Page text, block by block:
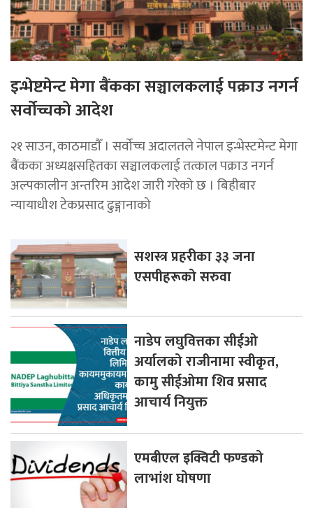
इन्भेष्टमेन्ट मेगा बैंकका सञ्चालकलाई पक्राउ नगर्न
सर्वोच्चको आदेश
२१ साउन, काठमाडाैँ । सर्वोच्च अदालतले नेपाल इन्भेस्टमेन्ट मेगा
बैंकका अध्यक्षसहितका सञ्चालकलाई तत्काल पक्राउ नगर्न
अल्पकालीन अन्तरिम आदेश जारी गरेको छ । बिहीबार
न्यायाधीश टेकप्रसाद ढुङ्गानाको
सशस्त्र प्रहरीका ३३ जना
एसपीहरूको सरुवा
नाडेप लघुवित्तका सीईओ
अर्यालको राजीनामा स्वीकृत,
कामु सीईओमा शिव प्रसाद
आचार्य नियुक्त
एमबीएल इक्विटी फण्डको
लाभांश घोषणा